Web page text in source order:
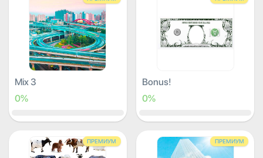
Mix 3
0%
Bonus!
0%
ПРЕМИУМ ПРЕМИУМ